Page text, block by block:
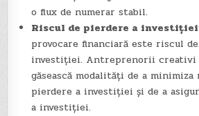
o flux de numerar stabil.
Riscul de pierdere a investiției
provocare financiară este riscul
investiției. Antreprenorii creativi
găsească modalități de a minimiza
pierdere a investiției și de a
a investiției.